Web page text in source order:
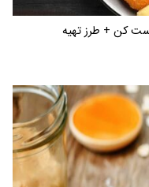
کن + طرز تهیه